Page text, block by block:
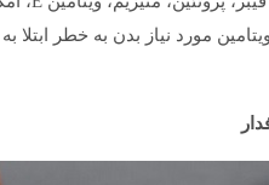
مورد نیاز بدن به خطر